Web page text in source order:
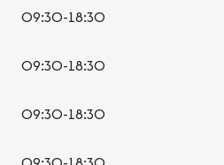
09:30-18:30
09:30-18:30
09:30-18:30